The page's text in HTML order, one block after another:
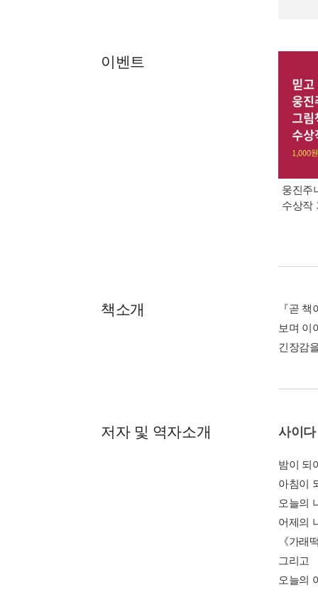
이벤트
웅진주
수상작
책소개
『곧
보며 이
긴장감
저자 및 역자소개 사이다
밤이 되
아침이
오늘의
어제의
《가래
그리고
오늘의